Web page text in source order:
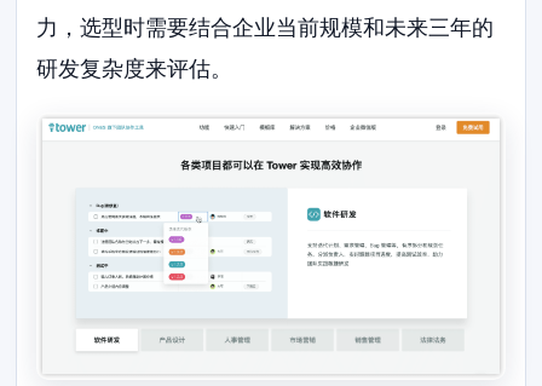
力，选型时需要结合企业当前规模和未来三年的
研发复杂度来评估。